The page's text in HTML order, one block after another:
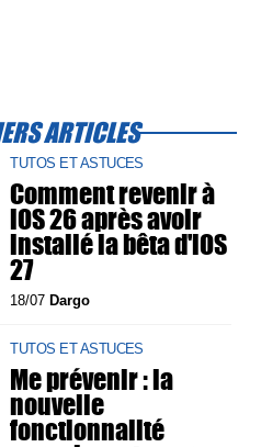
ARTICLES
TUTOS ET ASTUCES
Comment revenir à
iOS 26 après avoir
installé la bêta d'iOS
27
18/07 Dargo
TUTOS ET ASTUCES
Me prévenir : la
nouvelle
fonctionnalité